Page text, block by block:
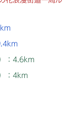
：4.6km
：4km